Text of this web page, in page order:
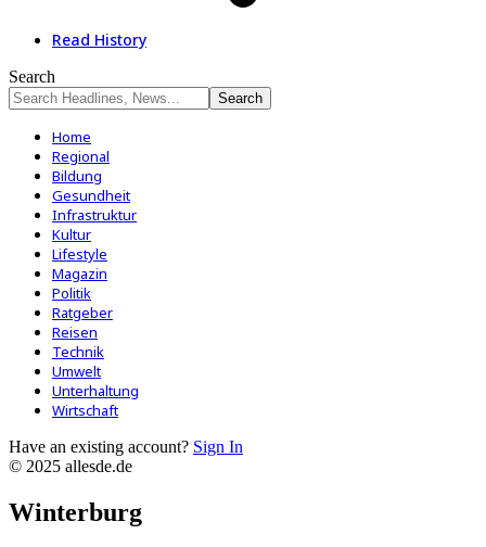
Read History
Search
Home
Regional
Bildung
Gesundheit
Infrastruktur
Kultur
Lifestyle
Magazin
Politik
Ratgeber
Reisen
Technik
Umwelt
Unterhaltung
Wirtschaft
Have an existing account? Sign In
© 2025 allesde.de
Winterburg